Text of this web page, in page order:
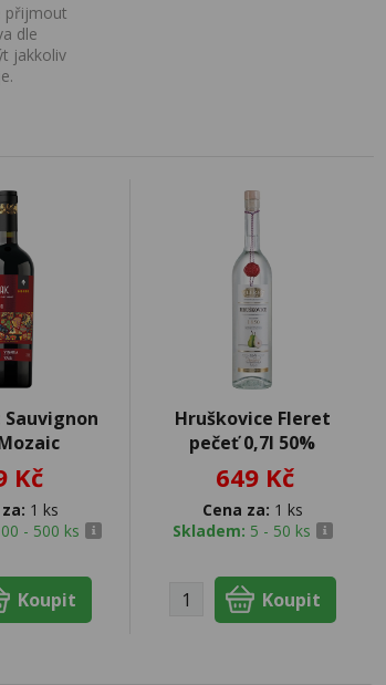
přijmout
dle
jakkoliv
Sauvignon
Mozaic
Kč
za: 1 ks
- 500 ks
Hruškovice Fleret
pečeť 0,7l 50%
649 Kč
Cena za: 1 ks
Skladem: 5 - 50 ks